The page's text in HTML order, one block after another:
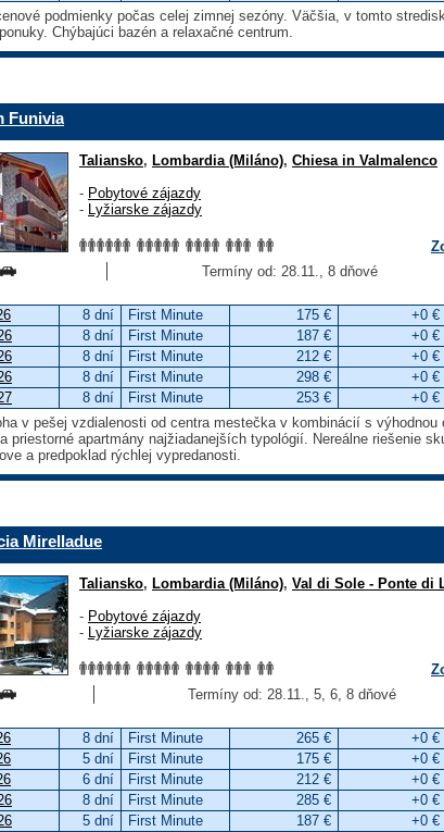
podmienky počas celej zimnej sezóny. Väčšia, v tomto
Chýbajúci bazén a relaxačné centrum.
Funivia
Taliansko, Lombardia (Miláno), Chiesa in Valmalenco
- Pobytové zájazdy
- Lyžiarske zájazdy
Termíny od: 28.11., 8 dňové
8 dní First Minute 175 €
+0 €
8 dní First Minute 187 €
+0 €
8 dní First Minute 212 €
+0 €
8 dní First Minute 298 €
+0 €
8 dní First Minute 253 €
+0 €
v pešej vzdialenosti od centra mestečka v kombinácií s
priestorné apartmány najžiadanejších typológií. Nereálne riešenie
a predpoklad rýchlej vypredanosti.
Mirelladue
Taliansko, Lombardia (Miláno), Val di Sole - Ponte di
- Pobytové zájazdy
- Lyžiarske zájazdy
Termíny od: 28.11., 5, 6, 8 dňové
8 dní First Minute 265 €
+0 €
5 dní First Minute 175 €
+0 €
6 dní First Minute 212 €
+0 €
8 dní First Minute 285 €
+0 €
5 dní First Minute 187 €
+0 €